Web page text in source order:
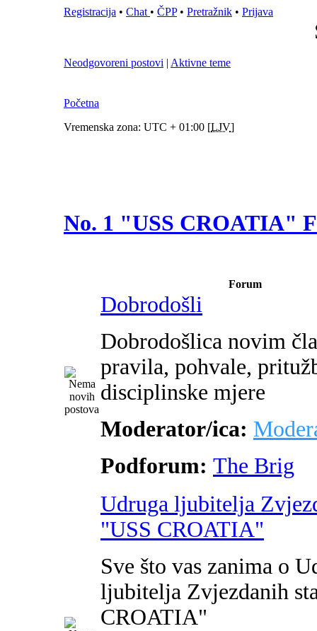
Registracija • Chat • ČPP• Pretražnik • Prijava
Neodgovoreni postovi | Aktivne teme
Početna
Vremenska zona: UTC + 01:00 [LJV]
No. 1 "USS CROATIA"
Forum
Dobrodošli
Dobrodošlica novim
pravila, pohvale,
disciplinske mjere
Moderator/ica:
Podforum: The Brig
Udruga ljubitelja
"USS CROATIA"
Sve što vas zanima o
ljubitelja Zvjezdanih
CROATIA"